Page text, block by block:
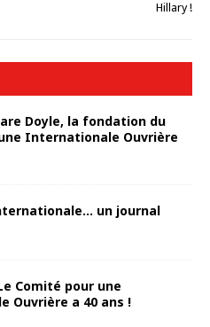
Hillary !
Doyle, la fondation du
Internationale Ouvrière
un journal
Comité pour une
Ouvrière a 40 ans !